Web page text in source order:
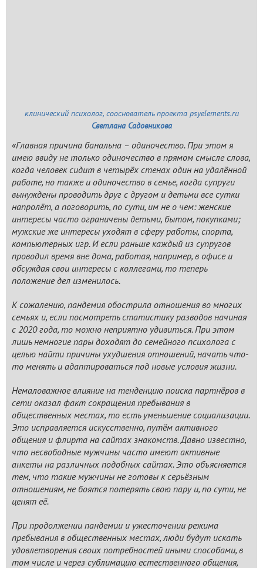
клинический психолог, сооснователь проекта psyelements.ru
Светлана Садовникова
«Главная причина банальна – одиночество. При этом я
имею ввиду не только одиночество в прямом смысле слова,
когда человек сидит в четырёх стенах один на удалённой
работе, но также и одиночество в семье, когда супруги
вынуждены проводить друг с другом и детьми все сутки
напролёт, а поговорить, по сути, им не о чем: женские
интересы часто ограничены детьми, бытом, покупками;
мужские же интересы уходят в сферу работы, спорта,
компьютерных игр. И если раньше каждый из супругов
проводил время вне дома, работая, например, в офисе и
обсуждая свои интересы с коллегами, то теперь
положение дел изменилось.
К сожалению, пандемия обострила отношения во многих
семьях и, если посмотреть статистику разводов начиная
с 2020 года, то можно неприятно удивиться. При этом
лишь немногие пары доходят до семейного психолога с
целью найти причины ухудшения отношений, начать что-
то менять и адаптироваться под новые условия жизни.
Немаловажное влияние на тенденцию поиска партнёров в
сети оказал факт сокращения пребывания в
общественных местах, то есть уменьшение социализации.
Это исправляется искусственно, путём активного
общения и флирта на сайтах знакомств. Давно известно,
что несвободные мужчины часто имеют активные
анкеты на различных подобных сайтах. Это объясняется
тем, что такие мужчины не готовы к серьёзным
отношениям, не боятся потерять свою пару и, по сути, не
ценят её.
При продолжении пандемии и ужесточении режима
пребывания в общественных местах, люди будут искать
удовлетворения своих потребностей иными способами, в
том числе и через сублимацию естественного общения,